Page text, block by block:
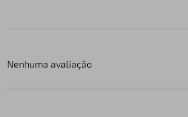
Nenhuma avaliação